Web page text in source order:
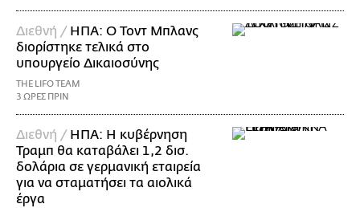
Διεθνή / ΗΠΑ: Ο Τοντ Μπλανς
διορίστηκε τελικά στο
υπουργείο Δικαιοσύνης
THE LIFO TEAM
3 ΩΡΕΣ ΠΡΙΝ
Διεθνή / ΗΠΑ: Η κυβέρνηση
Τραμπ θα καταβάλει 1,2 δισ.
δολάρια σε γερμανική εταιρεία
για να σταματήσει τα αιολικά
έργα